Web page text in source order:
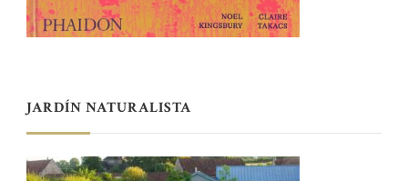
JARDÍN NATURALISTA